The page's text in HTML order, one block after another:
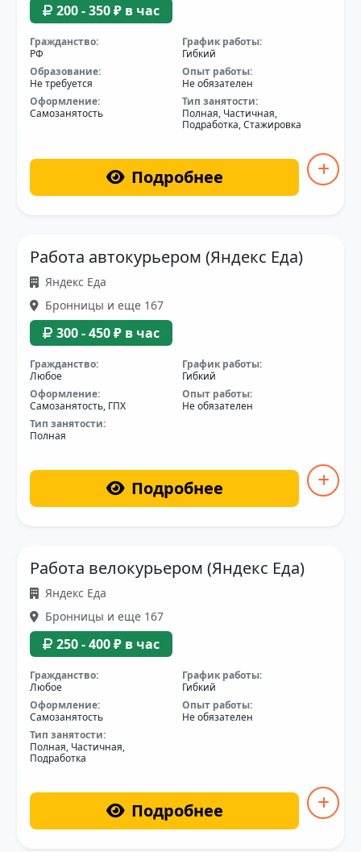
200 - 350 ₽ в час
Гражданство:
РФ
График работы:
Гибкий
Образование:
Не требуется
Опыт работы:
Не обязателен
Оформление:
Самозанятость
Тип занятости:
Полная, Частичная,
Подработка, Стажировка
Подробнее
Работа автокурьером (Яндекс Еда)
Яндекс Еда
Бронницы и еще 167
300 - 450 ₽ в час
Гражданство:
Любое
График работы:
Гибкий
Оформление:
Самозанятость, ГПХ
Опыт работы:
Не обязателен
Тип занятости:
Полная
Подробнее
Работа велокурьером (Яндекс Еда)
Яндекс Еда
Бронницы и еще 167
250 - 400 ₽ в час
Гражданство:
Любое
График работы:
Гибкий
Оформление:
Самозанятость
Опыт работы:
Не обязателен
Тип занятости:
Полная, Частичная,
Подработка
Подробнее